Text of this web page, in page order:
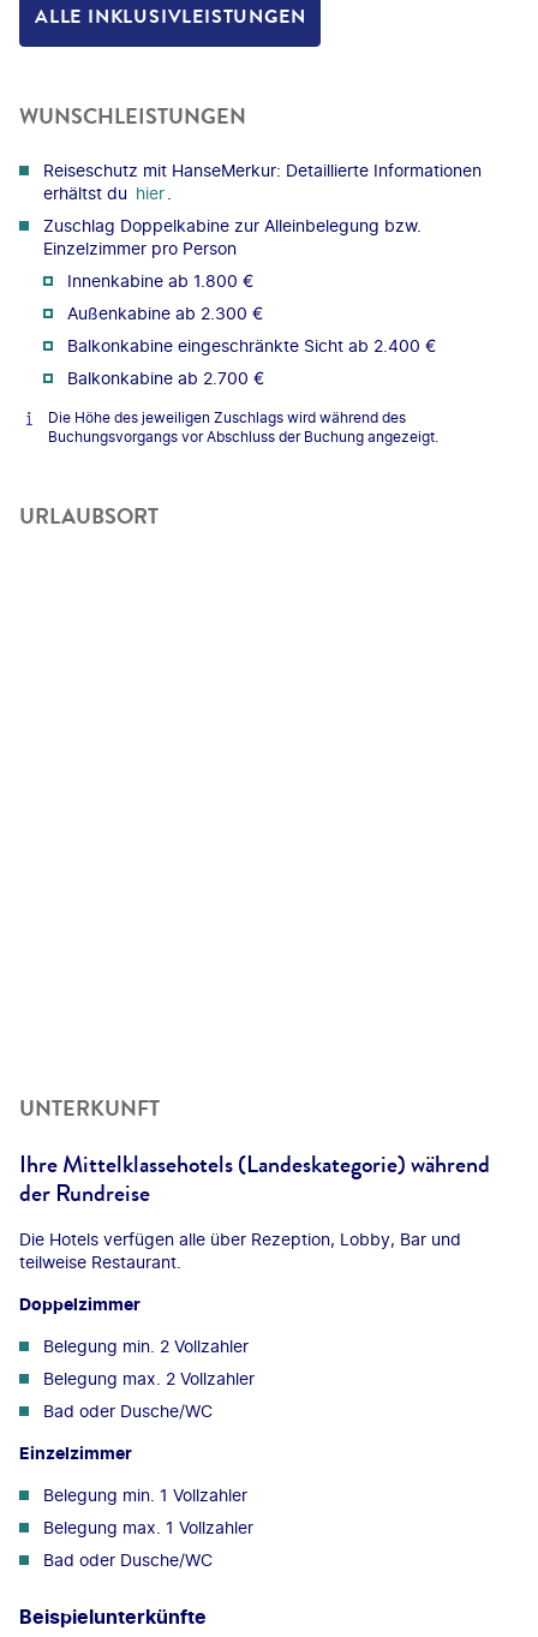
ALLE INKLUSIVLEISTUNGEN
WUNSCHLEISTUNGEN
Reiseschutz mit HanseMerkur: Detaillierte Informationen
erhältst du hier
Zuschlag Doppelkabine zur Alleinbelegung bzw.
Einzelzimmer pro Person
Innenkabine ab 1.800 €
Außenkabine ab 2.300 €
Balkonkabine eingeschränkte Sicht ab 2.400 €
Balkonkabine ab 2.700 €
Die Höhe des jeweiligen Zuschlags wird während des
Buchungsvorgangs vor Abschluss der Buchung angezeigt.
URLAUBSORT
UNTERKUNFT
Ihre Mittelklassehotels (Landeskategorie) während
der Rundreise
Die Hotels verfügen alle über Rezeption, Lobby, Bar und
teilweise Restaurant.
Doppelzimmer
Belegung min. 2 Vollzahler
Belegung max. 2 Vollzahler
Bad oder Dusche/WC
Einzelzimmer
Belegung min. 1 Vollzahler
Belegung max. 1 Vollzahler
Bad oder Dusche/WC
Beispielunterkünfte